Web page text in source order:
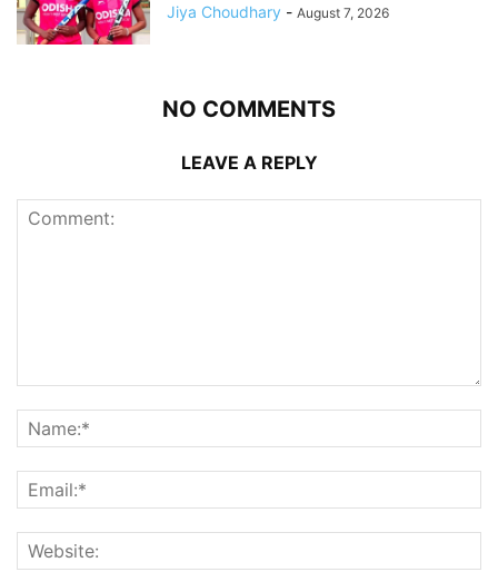
Jiya Choudhary - August 7, 2026
NO COMMENTS
LEAVE A REPLY